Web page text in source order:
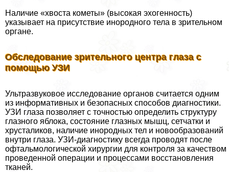
Наличие «хвоста кометы» (высокая эхогенность)
указывает на присутствие инородного тела в зрительном
органе.
Обследование зрительного центра глаза с
помощью УЗИ
Ультразвуковое исследование органов считается одним
из информативных и безопасных способов диагностики.
УЗИ глаза позволяет с точностью определить структуру
глазного яблока, состояние глазных мышц, сетчатки и
хрусталиков, наличие инородных тел и новообразований
внутри глаза. УЗИ-диагностику всегда проводят после
офтальмологической хирургии для контроля за качеством
проведенной операции и процессами восстановления
тканей.